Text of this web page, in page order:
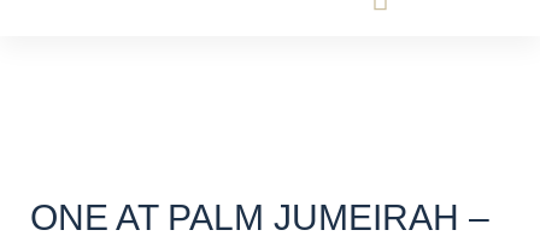
ONE AT PALM JUMEIRAH –